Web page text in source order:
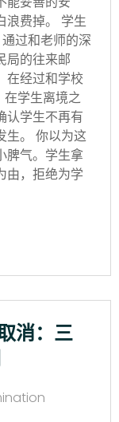
浪费掉。 学生
过和老师的深
局的往来邮
在经过和学校
学生离境之
认学生不再有
生。 你以为这
脾气。学生拿
由，拒绝为学
消：三